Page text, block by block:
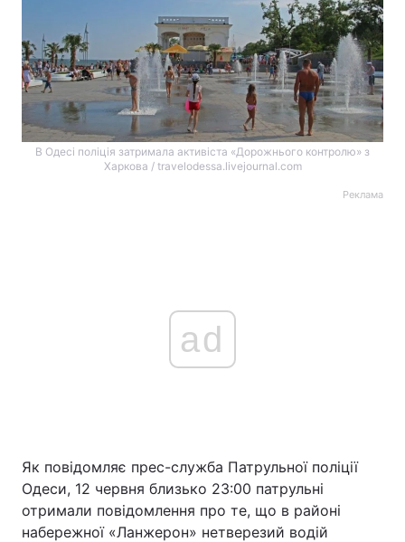
В Одесі поліція затримала активіста «Дорожнього контролю» з
Харкова / travelodessa.livejournal.com
Реклама
ad
Як повідомляє прес-служба Патрульної поліції
Одеси, 12 червня близько 23:00 патрульні
отримали повідомлення про те, що в районі
набережної «Ланжерон» нетверезий водій